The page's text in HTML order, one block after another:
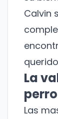
Calvin
La
Las